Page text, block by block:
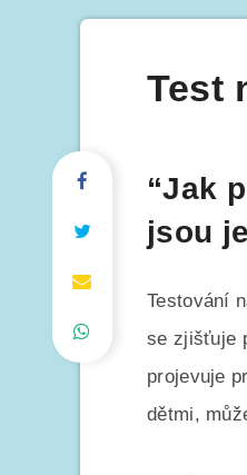
Test
“Jak
jsou
Testování
se zjišťuje
projevuje
dětmi,